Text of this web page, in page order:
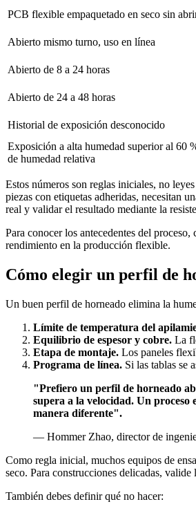
PCB flexible empaquetado en seco sin
Abierto mismo turno, uso en línea
Abierto de 8 a 24 horas
Abierto de 24 a 48 horas
Historial de exposición desconocido
Exposición a alta humedad superior al 60
de humedad relativa
Estos números son reglas iniciales, no
piezas con etiquetas adheridas, necesitan
real y validar el resultado mediante la
Para conocer los antecedentes del proceso,
rendimiento en la producción flexible.
Cómo elegir un perfil de
Un buen perfil de horneado elimina la
Límite de temperatura del
Equilibrio de espesor y cobre. La
Etapa de montaje. Los paneles
Programa de línea. Si las tablas se
"Prefiero un perfil de horneado
supera a la velocidad. Un proceso
manera diferente".
— Hommer Zhao, director de
Como regla inicial, muchos equipos de
seco. Para construcciones delicadas,
También debes definir qué no hacer: